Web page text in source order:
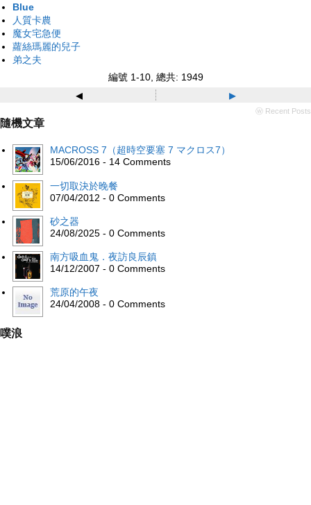
Blue
人質卡農
魔女宅急便
蘿絲瑪麗的兒子
弟之夫
編號 1-10, 總共: 1949
◂ ▸
ⓦ Recent Posts
隨機文章
MACROSS 7（超時空要塞 7 マクロス7）
15/06/2016 - 14 Comments
一切取決於晚餐
07/04/2012 - 0 Comments
砂之器
24/08/2025 - 0 Comments
南方吸血鬼．夜訪良辰鎮
14/12/2007 - 0 Comments
荒原的午夜
24/04/2008 - 0 Comments
噗浪